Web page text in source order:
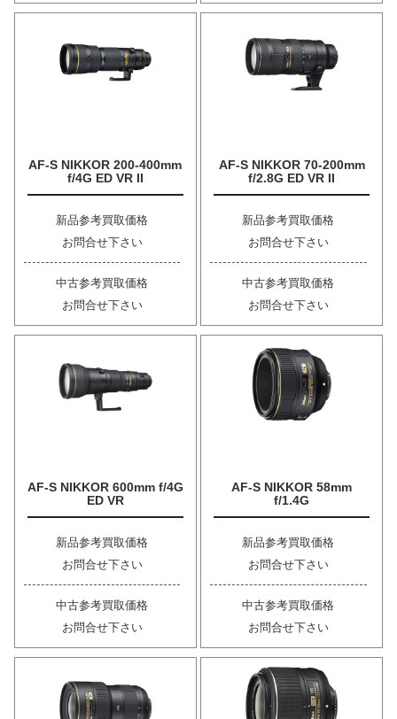
AF-S NIKKOR 200-400mm
f/4G ED VR II
新品参考買取価格
お問合せ下さい
中古参考買取価格
お問合せ下さい
AF-S NIKKOR 70-200mm
f/2.8G ED VR II
新品参考買取価格
お問合せ下さい
中古参考買取価格
お問合せ下さい
AF-S NIKKOR 600mm f/4G
ED VR
新品参考買取価格
お問合せ下さい
中古参考買取価格
お問合せ下さい
AF-S NIKKOR 58mm
f/1.4G
新品参考買取価格
お問合せ下さい
中古参考買取価格
お問合せ下さい